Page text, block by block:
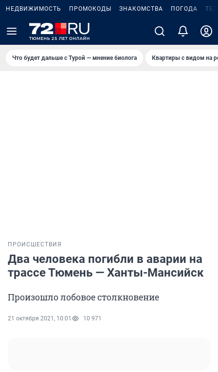
НЕДВИЖИМОСТЬ ПРОМОКОДЫ ЗНАКОМСТВА ПОГОДА
Что будет дальше с Турой — мнение биолога Квартиры с видом на
ПРОИСШЕСТВИЯ
Два человека погибли в аварии на
трассе Тюмень — Ханты-Мансийск
Произошло лобовое столкновение
21 октября 2021, 10:01 10 971